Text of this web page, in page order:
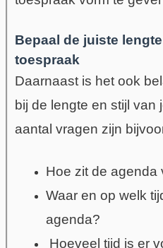
Bepaal de juiste
toespraak
Daarnaast is het ook
bij de lengte en stijl van
aantal vragen zijn
Hoe zit de agenda
Waar en op welk
agenda?
Hoeveel tijd is er